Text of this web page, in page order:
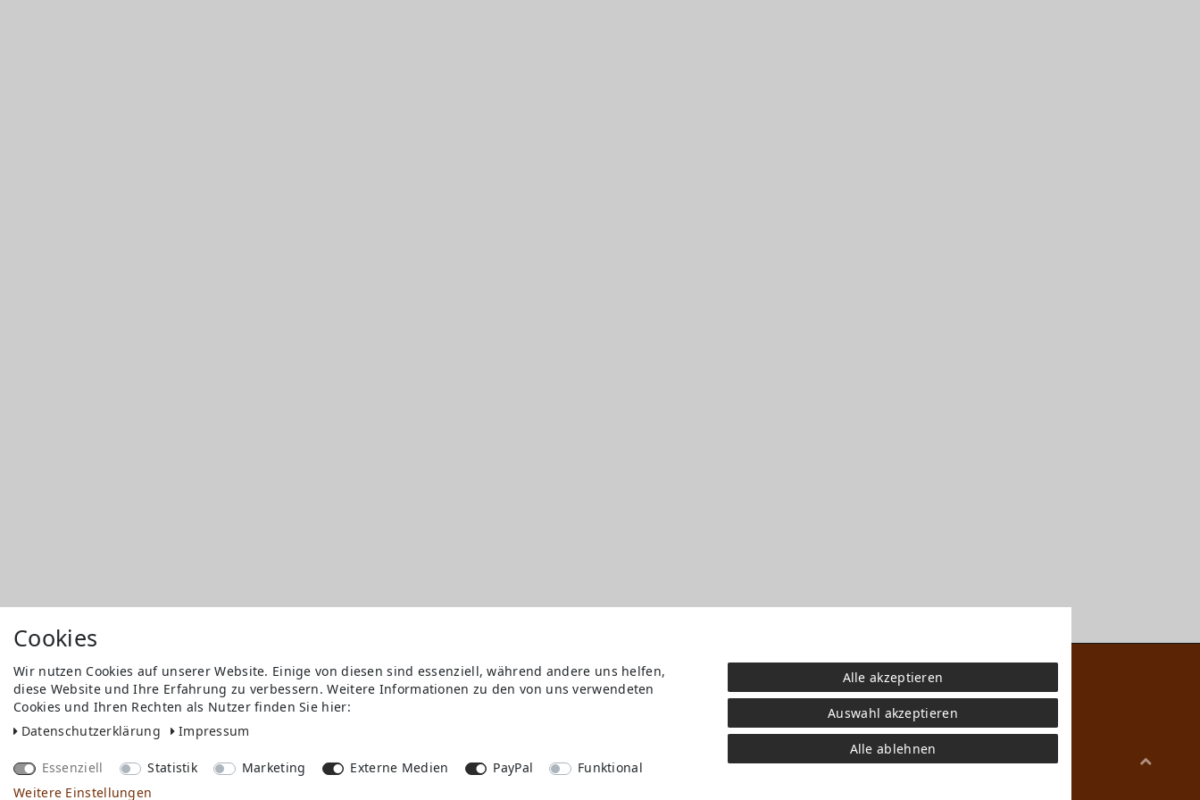
Versandkosten
Bezahlen
Widerrufs­recht
Store
FAQ
Daten­schutz­erklärung
Vertrag widerrufen
Mein Konto (anmelden)
Cookies
Wir nutzen Cookies auf unserer Website. Einige von diesen sind essenziell, während andere uns helfen,
diese Website und Ihre Erfahrung zu verbessern. Weitere Informationen zu den von uns verwendeten
Cookies und Ihren Rechten als Nutzer finden Sie hier:
Daten­schutz­erklärung
Impressum
Essenziell Statistik Marketing Externe Medien PayPal
Funktional
Weitere Einstellungen
Alle akzeptieren
Auswahl akzeptieren
Alle ablehnen